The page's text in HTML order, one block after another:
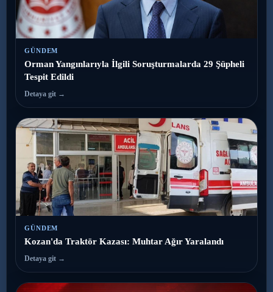
GÜNDEM
Orman Yangınlarıyla İlgili Soruşturmalarda 29 Şüpheli
Tespit Edildi
Detaya git →
GÜNDEM
Kozan'da Traktör Kazası: Muhtar Ağır Yaralandı
Detaya git →